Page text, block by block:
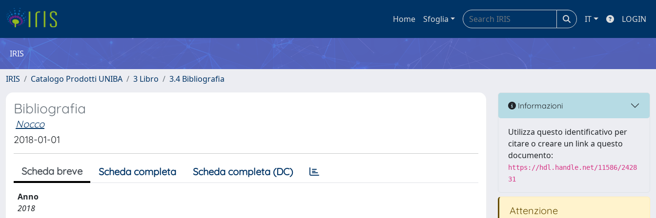
Home Sfoglia IT LOGIN
IRIS
IRIS Catalogo Prodotti UNIBA 3 Libro 3.4 Bibliografia
Bibliografia
Nocco
2018-01-01
Scheda breve Scheda completa Scheda completa (DC)
Anno
2018
Informazioni
Utilizza questo identificativo per
citare o creare un link a questo
documento:
https://hdl.handle.net/11586/2428
31
Attenzione